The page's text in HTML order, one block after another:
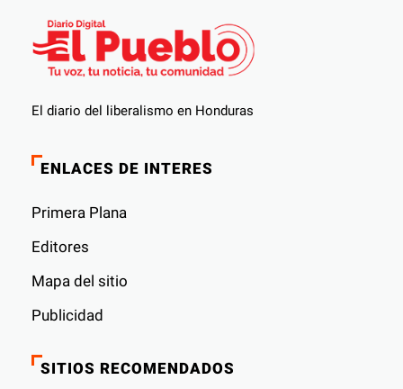
El diario del liberalismo en Honduras
ENLACES DE INTERES
Primera Plana
Editores
Mapa del sitio
Publicidad
SITIOS RECOMENDADOS